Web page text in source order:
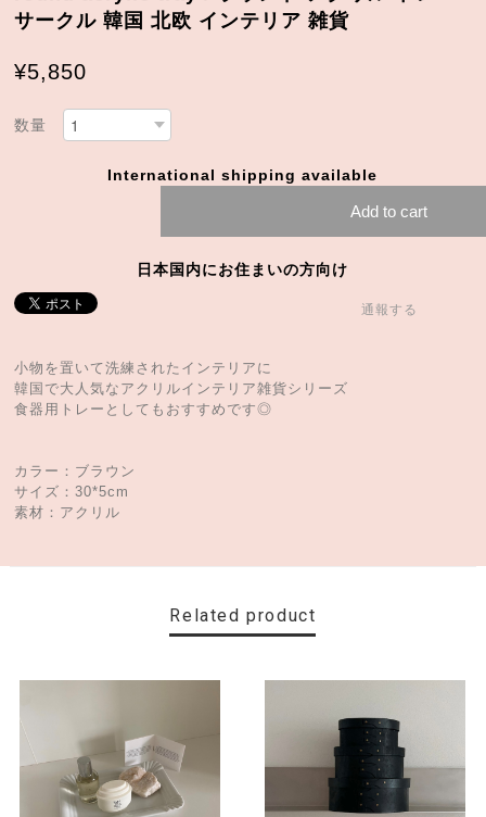
サークル 韓国 北欧 インテリア 雑貨
¥5,850
数量
International shipping available
Add to cart
日本国内にお住まいの方向け
通報する
小物を置いて洗練されたインテリアに
韓国で大人気なアクリルインテリア雑貨シリーズ
食器用トレーとしてもおすすめです◎
カラー：ブラウン
サイズ：30*5cm
素材：アクリル
Related product